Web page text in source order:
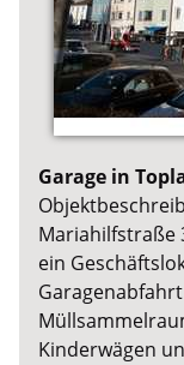
Garage in
Mariahilfstraße
ein
Kinderwägen